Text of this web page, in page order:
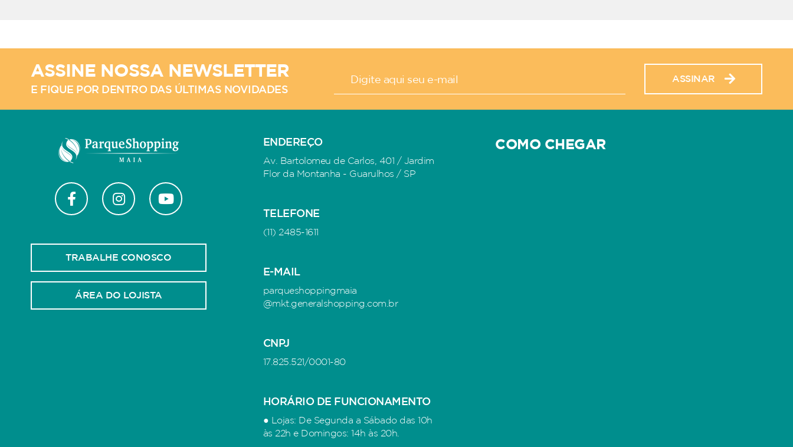
ASSINE NOSSA NEWSLETTER
E FIQUE POR DENTRO DAS ÚLTIMAS NOVIDADES
ASSINAR
TRABALHE CONOSCO
ÁREA DO LOJISTA
ENDEREÇO
Av. Bartolomeu de Carlos, 401 / Jardim
Flor da Montanha - Guarulhos / SP
TELEFONE
(11) 2485-1611
E-MAIL
parqueshoppingmaia
@mkt.generalshopping.com.br
CNPJ
17.825.521/0001-80
HORÁRIO DE FUNCIONAMENTO
● Lojas: De Segunda a Sábado das 10h
às 22h e Domingos: 14h às 20h.
COMO CHEGAR